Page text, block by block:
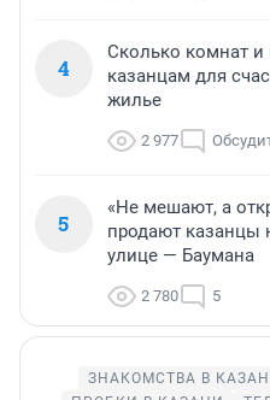
4
Сколько комнат
казанцам для
жилье
2 977
5
«Не мешают, а
продают казанцы
улице — Баумана
2 780 5
ЗНАКОМСТВА В